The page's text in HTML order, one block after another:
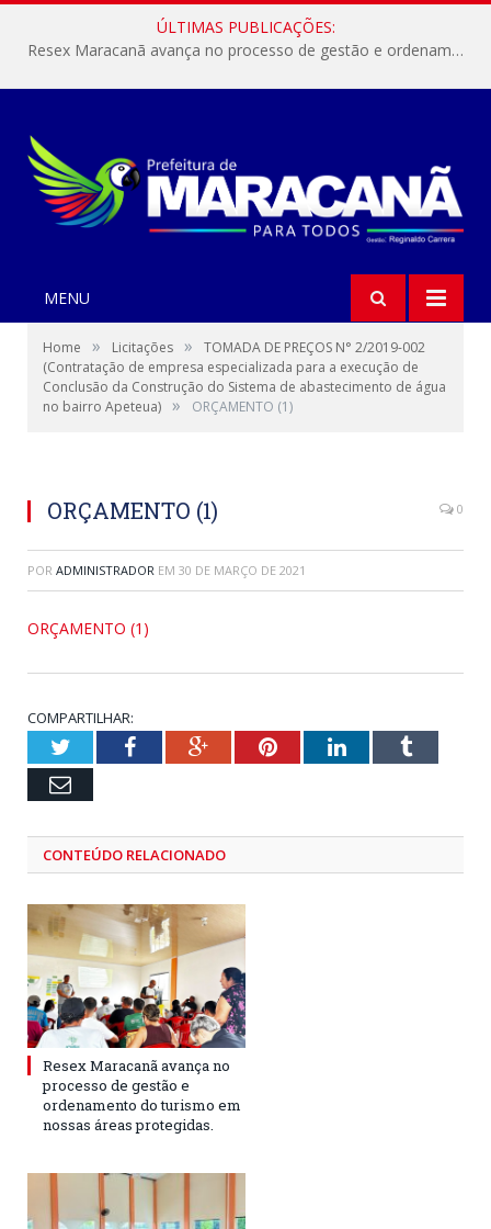
ÚLTIMAS PUBLICAÇÕES:
Resex Maracanã avança no processo de gestão e ordenamento do turismo em nossas áreas protegidas.
MENU
Home » Licitações »
TOMADA DE PREÇOS N° 2/2019-002
(Contratação de empresa especializada para a execução de
Conclusão da Construção do Sistema de abastecimento de água
no bairro Apeteua) » ORÇAMENTO (1)
ORÇAMENTO (1) 0
POR ADMINISTRADOR EM 30 DE MARÇO DE 2021
ORÇAMENTO (1)
COMPARTILHAR:
TwitterFacebookGoogle+PinterestLinkedInTumblr
Email
CONTEÚDO RELACIONADO
Resex Maracanã avança no
processo de gestão e
ordenamento do turismo em
nossas áreas protegidas.